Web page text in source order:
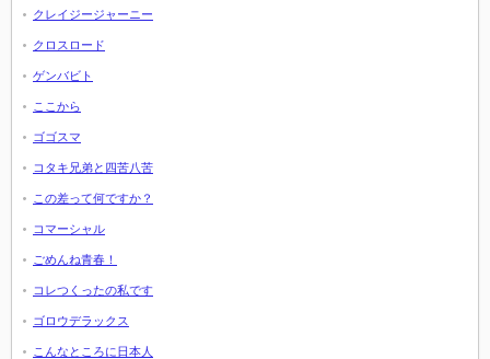
クレイジージャーニー
クロスロード
ゲンバビト
ここから
ゴゴスマ
コタキ兄弟と四苦八苦
この差って何ですか？
コマーシャル
ごめんね青春！
コレつくったの私です
ゴロウデラックス
こんなところに日本人